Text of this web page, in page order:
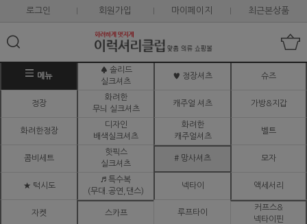
로그인 회원가입 마이페이지 최근본상품
메뉴
♠ 솔리드
실크셔츠
♥ 정장셔츠 슈즈
정장
화려한
무늬 실크셔츠
캐주얼 셔츠 가방&지갑
화려한정장
디자인
배색실크셔츠
화려한
캐주얼셔츠
벨트
콤비세트
핫픽스
실크셔츠
# 망사셔츠 모자
★ 턱시도
♬ 특수복
(무대.공연,댄스)
넥타이 액세서리
자켓 스카프 루프타이
커프스&
넥타이핀